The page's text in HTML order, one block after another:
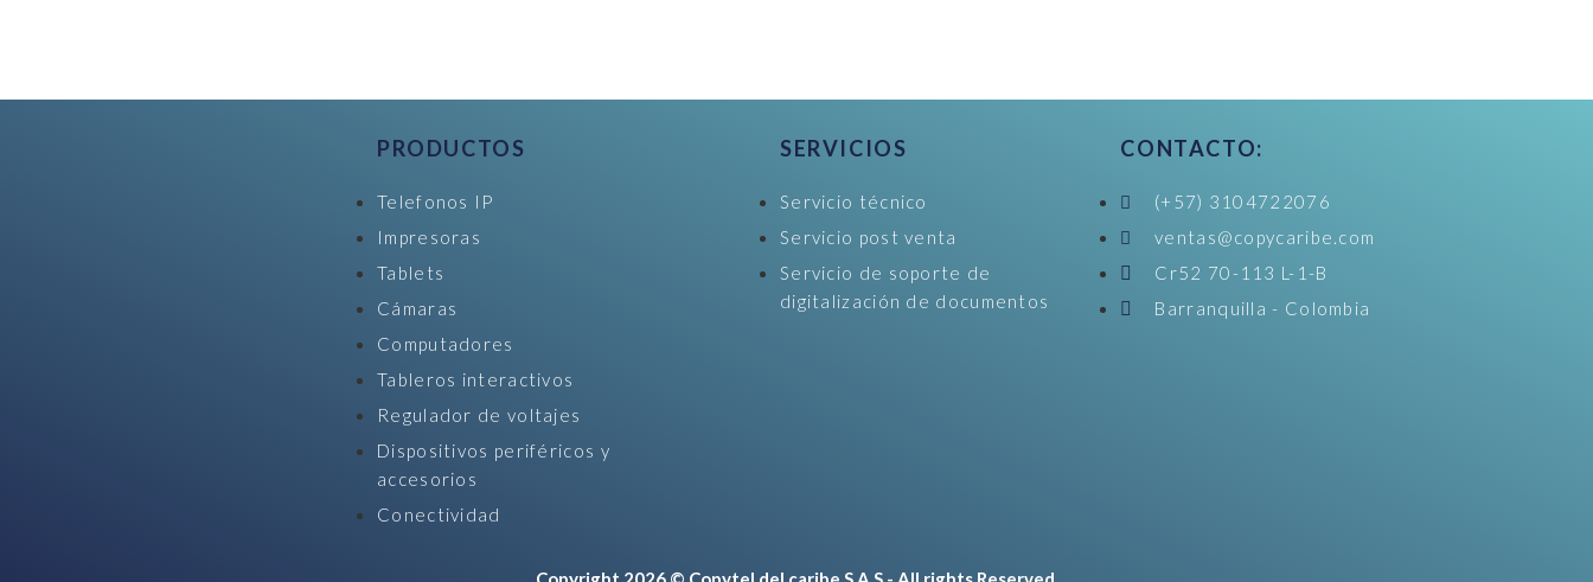
PRODUCTOS
Telefonos IP
Impresoras
Tablets
Cámaras
Computadores
Tableros interactivos
Regulador de voltajes
Dispositivos periféricos y
accesorios
Conectividad
SERVICIOS
Servicio técnico
Servicio post venta
Servicio de soporte de
digitalización de documentos
CONTACTO:
(+57) 3104722076
ventas@copycaribe.com
Cr52 70-113 L-1-B
Barranquilla - Colombia